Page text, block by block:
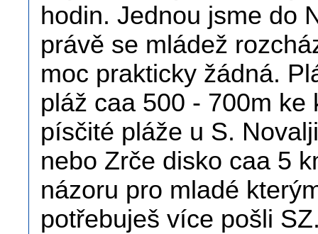
hodin. Jednou jsme do
právě se mládež
moc prakticky žádná.
pláž caa 500 - 700m
písčité pláže u S.
nebo Zrče disko caa 5
názoru pro mladé
potřebuješ více pošli